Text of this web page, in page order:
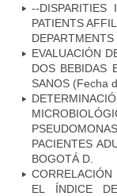
--DISPARITIES
PATIENTS
EVALUACIÓN
DOS BEBIDAS
SANOS (Fecha
PACIENTES
BOGOTÁ D.
EL ÍNDICE DE